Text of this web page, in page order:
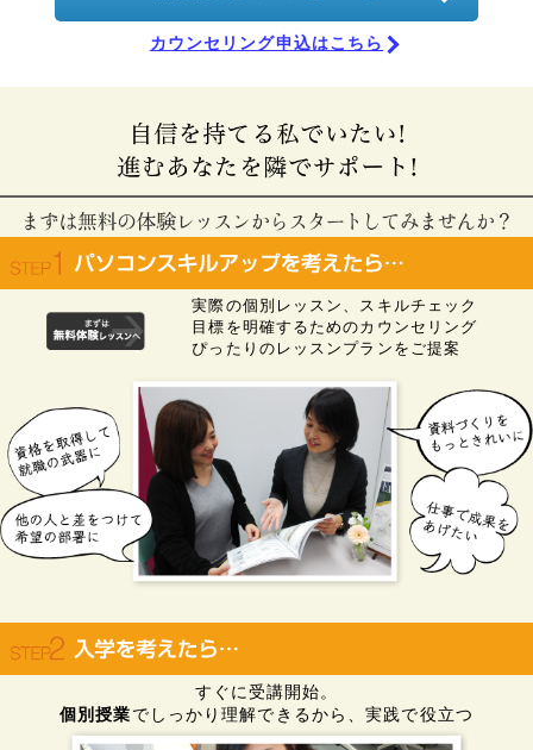
カウンセリング申込はこちら
実際の個別レッスン、スキルチェック
目標を明確するためのカウンセリング
ぴったりのレッスンプランをご提案
すぐに受講開始。
個別授業でしっかり理解できるから、実践で役立つ